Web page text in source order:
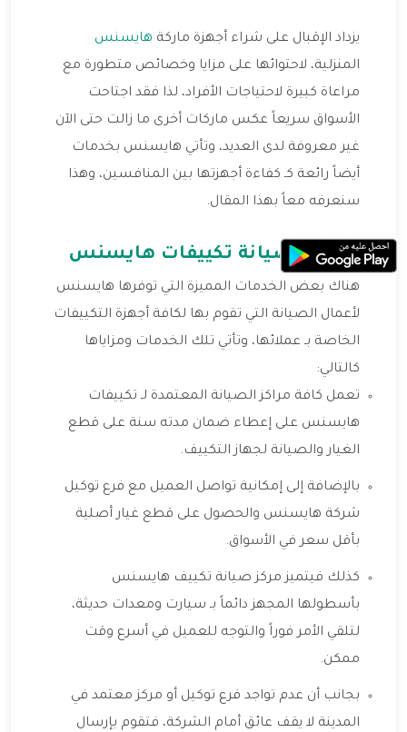
يزداد الإقبال على شراء أجهزة ماركة هايسنس
المنزلية، لاحتوائها على مزايا وخصائص متطورة مع
مراعاة كبيرة لاحتياجات الأفراد، لذا فقد اجتاحت
الأسواق سريعاً عكس ماركات أخرى ما زالت حتى الآن
غير معروفة لدى العديد، وتأتي هايسنس بخدمات
أيضاً رائعة كـ كفاءة أجهزتها بين المنافسين، وهذا
سنعرفه معاً بهذا المقال.
خدمات صيانة تكييفات هايسنس
هناك بعض الخدمات المميزة التي توفرها هايسنس
لأعمال الصيانة التي تقوم بها لكافة أجهزة التكييفات
الخاصة بـ عملائها، وتأتي تلك الخدمات ومزاياها
كالتالي:
تعمل كافة مراكز الصيانة المعتمدة لـ تكييفات
هايسنس على إعطاء ضمان مدته سنة على قطع
الغيار والصيانة لجهاز التكييف.
بالإضافة إلى إمكانية تواصل العميل مع فرع توكيل
شركة هايسنس والحصول على قطع غيار أصلية
بأقل سعر في الأسواق.
كذلك فيتميز مركز صيانة تكييف هايسنس
بأسطولها المجهز دائماً بـ سيارت ومعدات حديثة،
لتلقي الأمر فوراً والتوجه للعميل في أسرع وقت
ممكن.
بجانب أن عدم تواجد فرع توكيل أو مركز معتمد في
المدينة لا يقف عائق أمام الشركة، فتقوم بإرسال